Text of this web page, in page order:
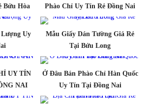
Bửu Hòa Phào Chỉ Uy Tín Rẻ Đồng Nai
Uy
Mẫu Giấy Dán Tường Giá Rẻ
Tại Bửu Long
UY TÍN
NAI
Ở Đâu Bán Phào Chỉ Hàn Quốc
Uy Tín Tại Đồng Nai